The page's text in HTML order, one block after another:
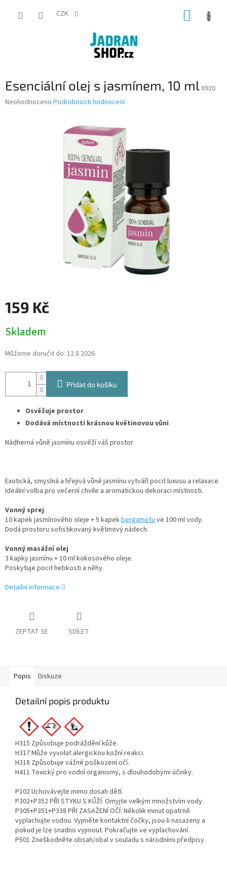
CZK
Esenciální olej s jasmínem, 10 ml 6920
Průměrné
Neohodnoceno Podrobnosti hodnocení
159 Kč
cena:
Skladem
Můžeme doručit do: 12.8.2026
Přidat do košíku
Osvěžuje prostor
Dodává místnosti krásnou květinovou vůni
Nádherná vůně jasmínu osvěží váš prostor
Exotická, smyslná a hřejivá vůně jasmínu vytváří pocit luxusu a relaxace.
Ideální volba pro večerní chvíle a aromatickou dekoraci místnosti.
Vonný sprej
10 kapek jasmínového oleje + 5 kapekbergamotuve 100 ml vody.
Dodá prostoru sofistikovaný květinový nádech.
Vonný masážní olej
3 kapky jasmínu + 10 ml kokosového oleje.
Poskytuje pocit hebkosti a něhy.
Detailní informace
ZEPTAT SE SDÍLET
Popis Diskuze
Detailní popis produktu
H315 Způsobuje podráždění kůže.
H317 Může vyvolat alergickou kožní reakci.
H318 Způsobuje vážné poškození očí.
H411 Toxický pro vodní organismy, s dlouhodobými účinky.
P102 Uchovávejte mimo dosah dětí.
P302+P352 PŘI STYKU S KŮŽÍ: Omyjte velkým množstvím vody.
P305+P351+P338 PŘI ZASAŽENÍ OČÍ: Několik minut opatrně
vyplachujte vodou. Vyjměte kontaktní čočky, jsou-li nasazeny a
pokud je lze snadno vyjmout. Pokračujte ve vyplachování.
P501 Zneškodněte obsah/obal v souladu s národními předpisy.